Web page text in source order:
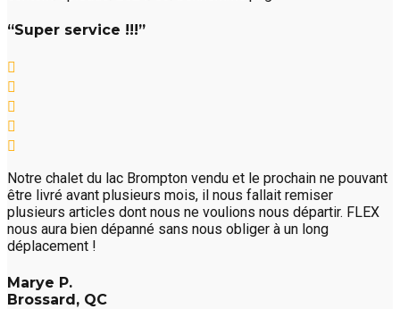
“Super service !!!”
Notre chalet du lac Brompton vendu et le prochain ne pouvant
être livré avant plusieurs mois, il nous fallait remiser
plusieurs articles dont nous ne voulions nous départir. FLEX
nous aura bien dépanné sans nous obliger à un long
déplacement !
Marye P.
Brossard, QC